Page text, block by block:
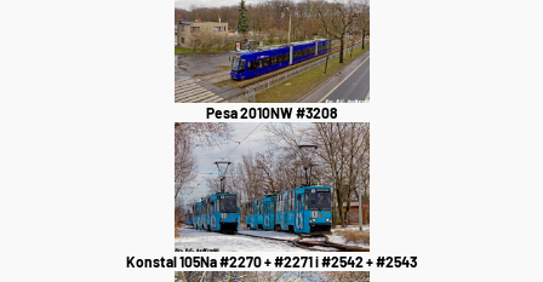
Pesa 2010NW #3208
Konstal 105Na #2270 + #2271 i #2542 + #2543